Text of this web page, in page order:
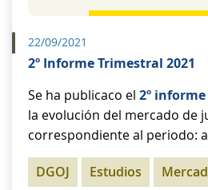
22/09/2021
2º Informe Trimestral 2021
Se ha publicaco el 2º
la evolución del mercado de
correspondiente al periodo:
DGOJ Estudios